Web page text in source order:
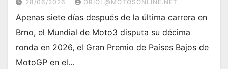
28/06/2026 ORIOL@MOTOSONLINE.NET
Apenas siete días después de la última carrera en
Brno, el Mundial de Moto3 disputa su décima
ronda en 2026, el Gran Premio de Países Bajos de
MotoGP en el…